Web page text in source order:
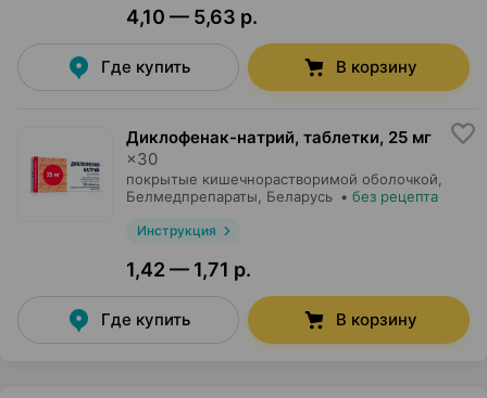
4,10 — 5,63 р.
Где купить В корзину
Диклофенак-натрий, таблетки, 25 мг
×30
покрытые кишечнорастворимой оболочкой,
Белмедпрепараты , Беларусь • без рецепта
Инструкция
1,42 — 1,71 р.
Где купить В корзину